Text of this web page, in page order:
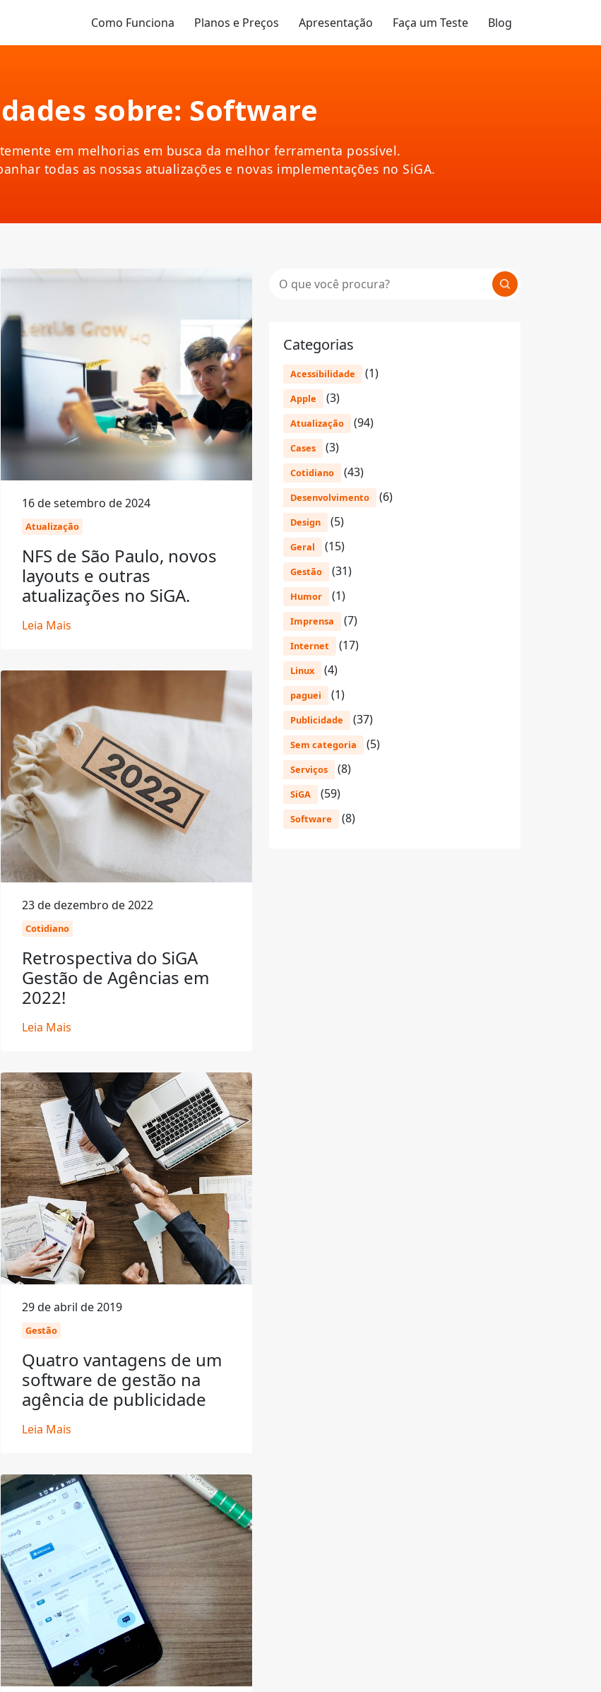
Como Funciona Planos e Preços Apresentação Faça um Teste Blog
sobre: Software
em melhorias em busca da melhor ferramenta possível.
todas as nossas atualizações e novas implementações no SiGA.
Categorias
Acessibilidade (1)
Apple (3)
Atualização (94)
Cases (3)
Cotidiano (43)
Desenvolvimento (6)
Design (5)
Geral (15)
Gestão (31)
Humor (1)
Imprensa (7)
Internet (17)
Linux (4)
paguei (1)
Publicidade (37)
Sem categoria (5)
Serviços (8)
SiGA (59)
Software (8)
16 de setembro de 2024
Atualização
NFS de São Paulo, novos
layouts e outras
atualizações no SiGA.
Leia Mais
23 de dezembro de 2022
Cotidiano
Retrospectiva do SiGA
Gestão de Agências em
2022!
Leia Mais
29 de abril de 2019
Gestão
Quatro vantagens de um
software de gestão na
agência de publicidade
Leia Mais